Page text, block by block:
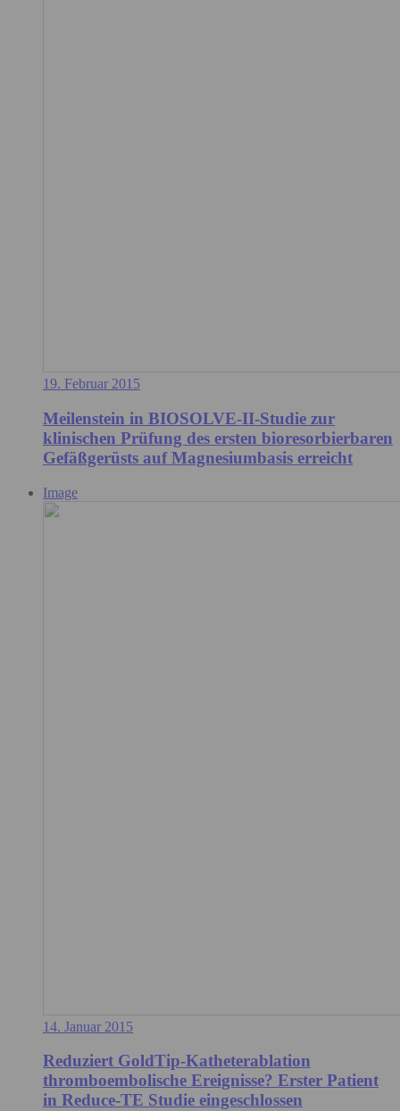
19. Februar 2015
Meilenstein in BIOSOLVE-II-Studie zur
klinischen Prüfung des ersten bioresorbierbaren
Gefäßgerüsts auf Magnesiumbasis erreicht
Image
14. Januar 2015
Reduziert GoldTip-Katheterablation
thromboembolische Ereignisse? Erster Patient
in Reduce-TE Studie eingeschlossen